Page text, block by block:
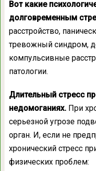
Вот какие
долговременным
расстройство,
тревожный синдром,
компульсивные
патологии.
Длительный стресс
недомоганиях.При
серьезной угрозе
орган. И, если не
хронический стресс
физических проблем: